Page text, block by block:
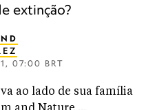
extinção?
07:00 BRT